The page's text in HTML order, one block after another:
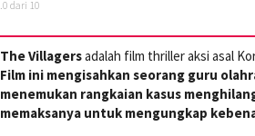
dari 10
The Villagersadalah film thriller aksi asal
Film ini mengisahkan seorang guru
menemukan rangkaian kasus
memaksanya untuk mengungkap